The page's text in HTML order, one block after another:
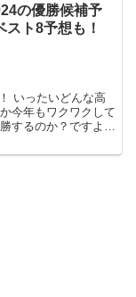
の優勝候補予
ト8予想も！
いったいどんな高
今年もワクワクして
するのか？ですよ